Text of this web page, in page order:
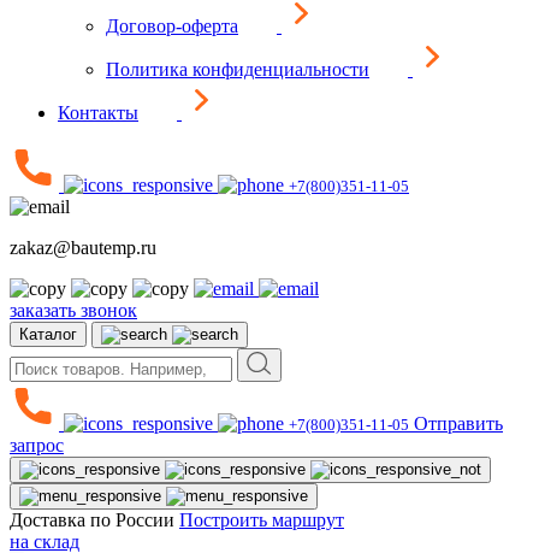
Договор-оферта
Политика конфиденциальности
Контакты
+7(800)351-11-05
zakaz@bautemp.ru
заказать звонок
Каталог
+7(800)351-11-05 Отправить
запрос
Доставка по России Построить маршрут
на склад